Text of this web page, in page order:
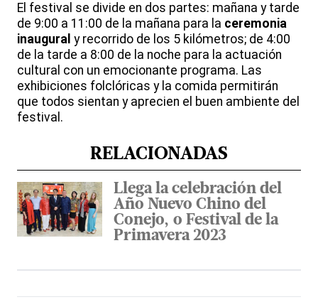
El festival se divide en dos partes: mañana y tarde
de 9:00 a 11:00 de la mañana para la ceremonia
inaugural y recorrido de los 5 kilómetros; de 4:00
de la tarde a 8:00 de la noche para la actuación
cultural con un emocionante programa. Las
exhibiciones folclóricas y la comida permitirán
que todos sientan y aprecien el buen ambiente del
festival.
RELACIONADAS
Llega la celebración del
Año Nuevo Chino del
Conejo, o Festival de la
Primavera 2023